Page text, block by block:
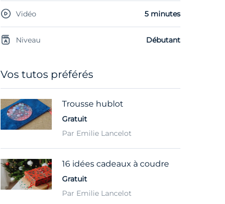
Vidéo 5 minutes
Niveau Débutant
Vos tutos préférés
Trousse hublot
Gratuit
Par Emilie Lancelot
16 idées cadeaux à coudre
Gratuit
Par Emilie Lancelot